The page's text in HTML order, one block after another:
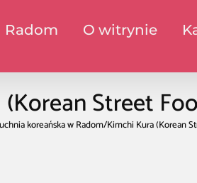
Radom O witrynie
Street
koreańska w Radom/Kimchi Kura (Korean